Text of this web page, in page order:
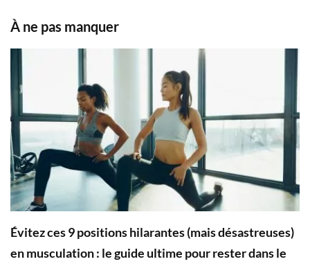
À ne pas manquer
Évitez ces 9 positions hilarantes (mais désastreuses)
en musculation : le guide ultime pour rester dans le